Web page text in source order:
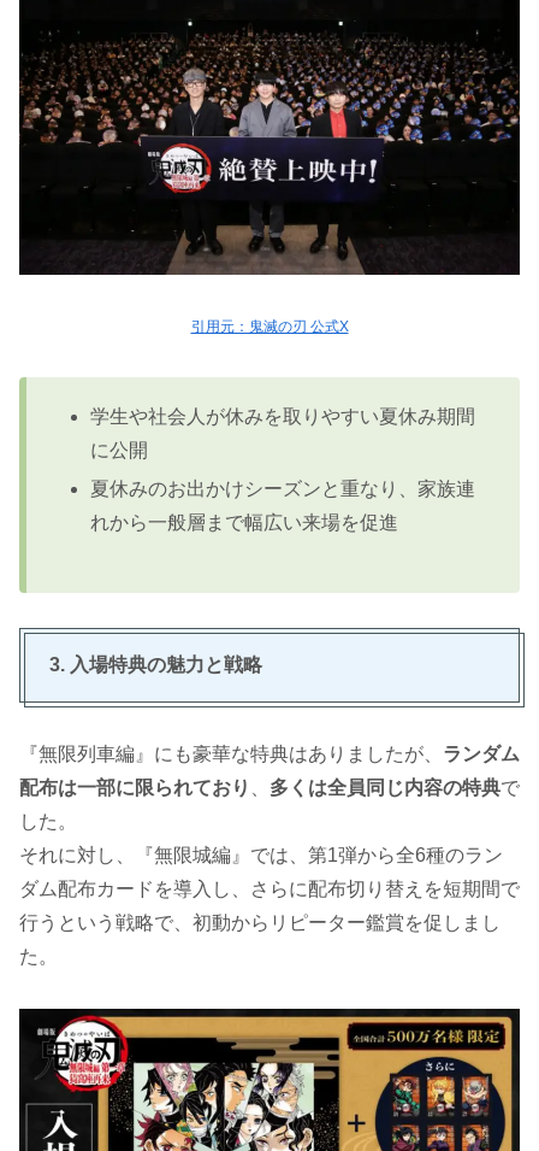
引用元：鬼滅の刃 公式X
学生や社会人が休みを取りやすい夏休み期間
に公開
夏休みのお出かけシーズンと重なり、家族連
れから一般層まで幅広い来場を促進
3. 入場特典の魅力と戦略
『無限列車編』にも豪華な特典はありましたが、 ランダム
配布は一部に限られており
多くは全員同じ内容の特典で
した。
それに対し、『無限城編』では、第1弾から全6種のラン
ダム配布カードを導入し、さらに配布切り替えを短期間で
行うという戦略で、初動からリピーター鑑賞を促しまし
た。